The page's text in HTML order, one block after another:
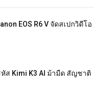
EOS R6 V จัดสเปกวิดีโอ
ส Kimi K3 AI ม้ามืด สัญชาติ